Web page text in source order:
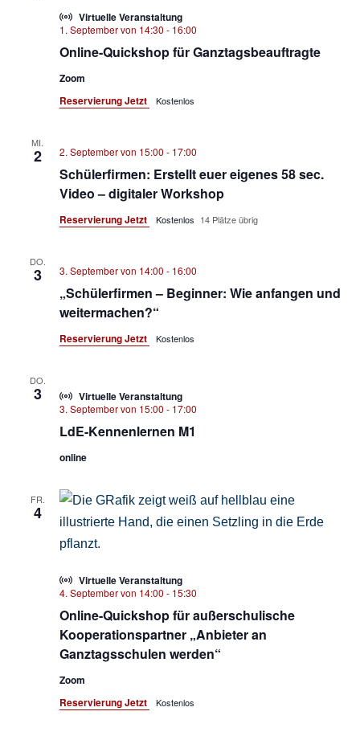
Online-Quickshop für Ganztagsbeauftragte
1. September von 14:30 - 16:00
Zoom
Virtuelle Veranstaltung
Reservierung Jetzt Kostenlos
MI.
2
Schülerfirmen: Erstellt euer eigenes 58 sec.
Video – digitaler Workshop
2. September von 15:00 - 17:00
Reservierung Jetzt Kostenlos 14 Plätze übrig
DO.
3
„Schülerfirmen – Beginner: Wie anfangen und
weitermachen?“
3. September von 14:00 - 16:00
Reservierung Jetzt Kostenlos
DO.
3
LdE-Kennenlernen M1
3. September von 15:00 - 17:00
online
Virtuelle Veranstaltung
FR.
4
Online-Quickshop für außerschulische
Kooperationspartner „Anbieter an
Ganztagsschulen werden“
4. September von 14:00 - 15:30
Zoom
Virtuelle Veranstaltung
Reservierung Jetzt Kostenlos